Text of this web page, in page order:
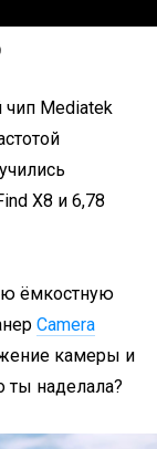
Mediatek
X8 и 6,78
ёмкостную
Camera
камеры и
ты наделала?